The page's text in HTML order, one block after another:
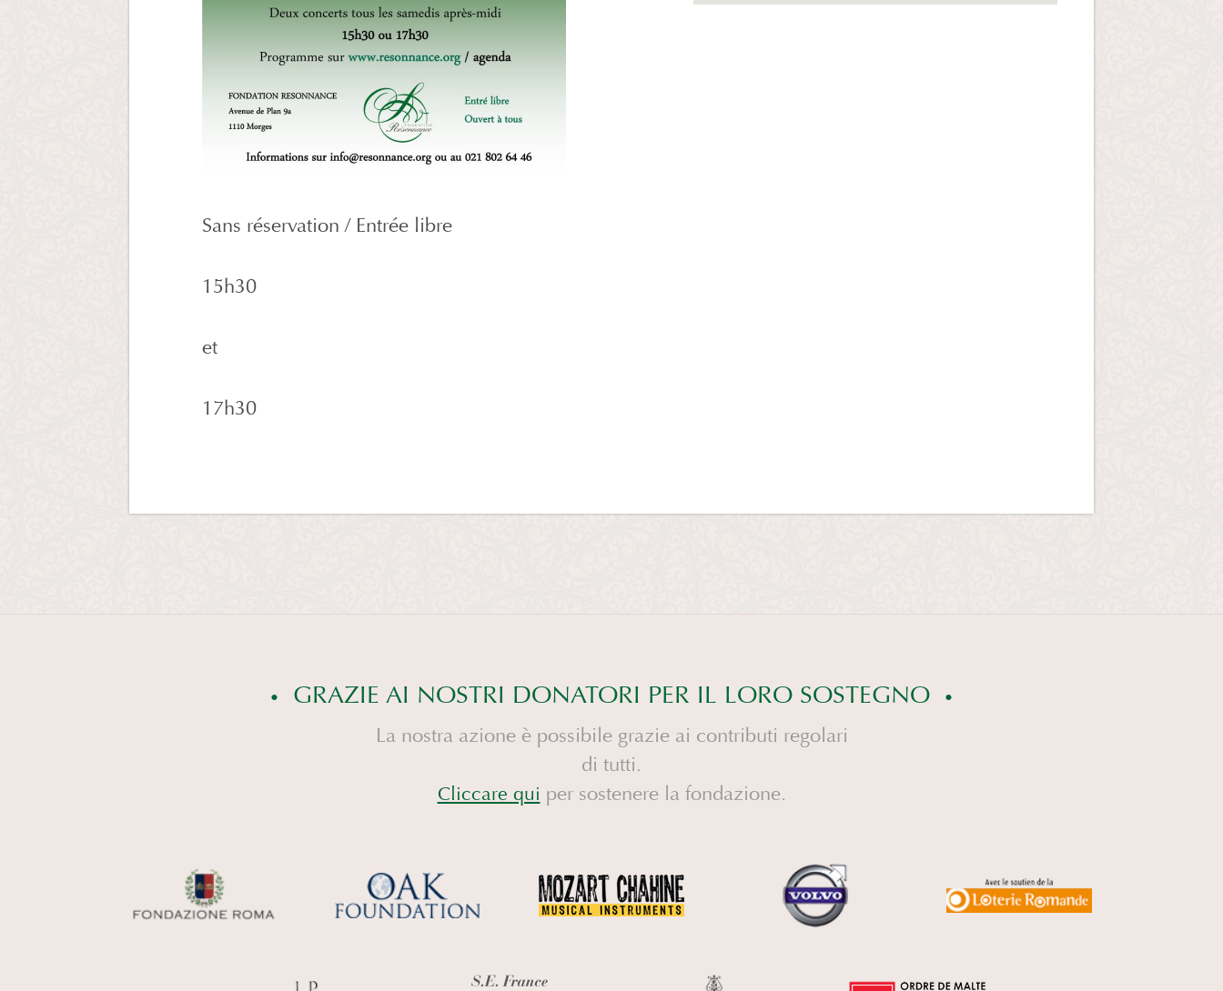
Sans réservation / Entrée libre
15h30
et
17h30
GRAZIE AI NOSTRI DONATORI PER IL LORO SOSTEGNO
La nostra azione è possibile grazie ai contributi regolari
di tutti.
Cliccare qui per sostenere la fondazione.